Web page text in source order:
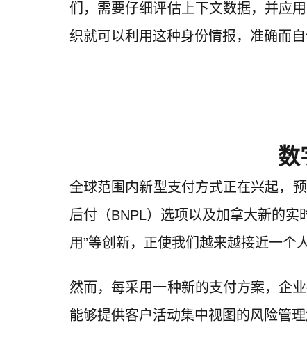
们，需要仔细评估上下文数据，并应
织就可以利用这种身份情报，准确而自
数
全球范围内新型支付方式正在兴起，
后付（BNPL）选项以及加拿大新的实
用”等创新，正使我们越来越接近一个
然而，每采用一种新的支付方案，企
能够提供客户活动集中视图的风险管